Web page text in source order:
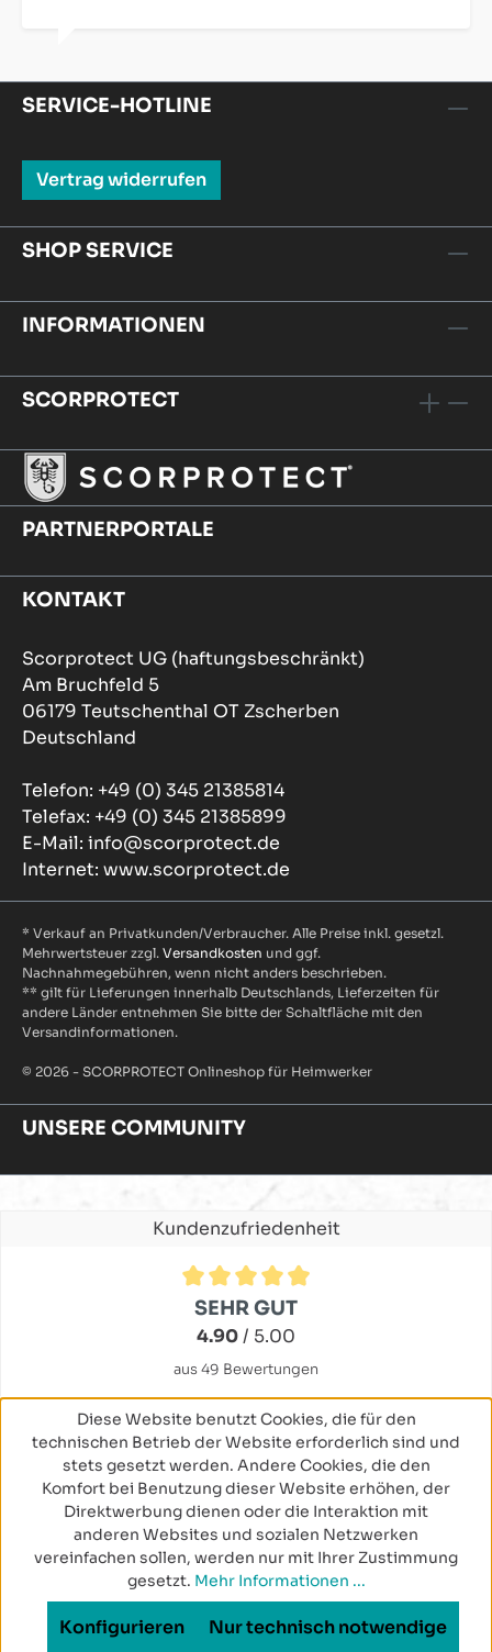
SERVICE-HOTLINE
Vertrag widerrufen
SHOP SERVICE
INFORMATIONEN
SCORPROTECT
PARTNERPORTALE
KONTAKT
Scorprotect UG (haftungsbeschränkt)
Am Bruchfeld 5
06179 Teutschenthal OT Zscherben
Deutschland
Telefon: +49 (0) 345 21385814
Telefax: +49 (0) 345 21385899
E-Mail: info@scorprotect.de
Internet: www.scorprotect.de
* Verkauf an Privatkunden/Verbraucher. Alle Preise inkl. gesetzl.
Mehrwertsteuer zzgl. Versandkosten und ggf.
Nachnahmegebühren, wenn nicht anders beschrieben.
** gilt für Lieferungen innerhalb Deutschlands, Lieferzeiten für
andere Länder entnehmen Sie bitte der Schaltfläche mit den
Versandinformationen.
© 2026 - SCORPROTECT Onlineshop für Heimwerker
UNSERE COMMUNITY
Kundenzufriedenheit
Durchschnittliche Bewertung von 4.9 von 5 Sternen
SEHR GUT
4.90/ 5.00
aus 49 Bewertungen
Diese Website benutzt Cookies, die für den
technischen Betrieb der Website erforderlich sind und
stets gesetzt werden. Andere Cookies, die den
Komfort bei Benutzung dieser Website erhöhen, der
Direktwerbung dienen oder die Interaktion mit
anderen Websites und sozialen Netzwerken
vereinfachen sollen, werden nur mit Ihrer Zustimmung
gesetzt. Mehr Informationen ...
Nur technisch notwendige
Konfigurieren